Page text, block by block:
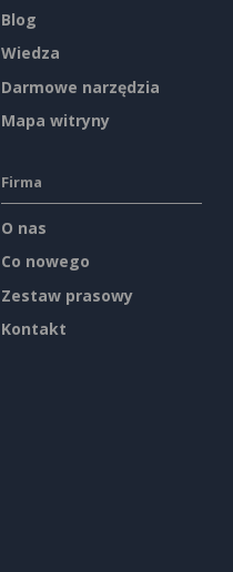
Blog
Wiedza
Darmowe narzędzia
Mapa witryny
Firma
O nas
Co nowego
Zestaw prasowy
Kontakt